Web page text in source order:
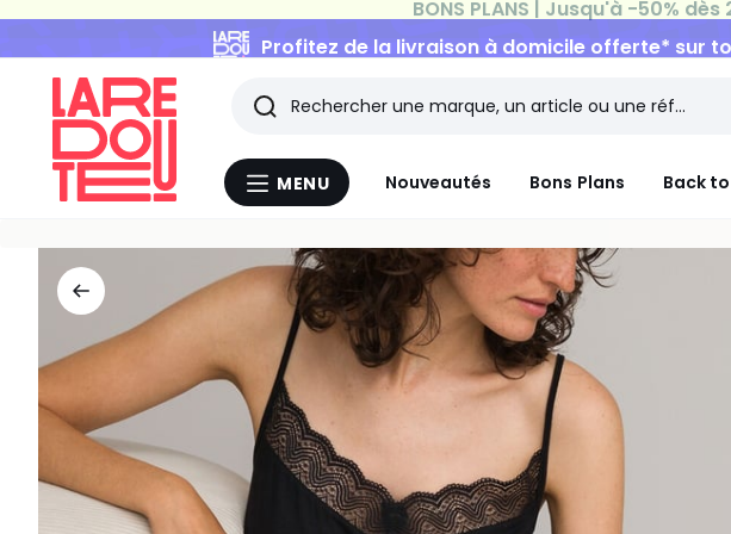
Profitez de la livraison à domicile offerte*sur
Menu
MENU Nouveautés Bons Plans Back to
Rechercher
Les
derniers
articles
consultés